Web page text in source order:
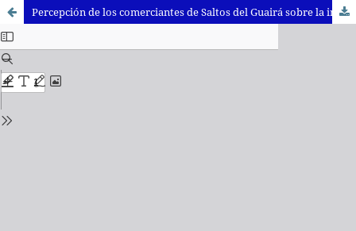
Percepción de los comerciantes de Saltos del Guairá sobre la implementación de la facturación electrónica: Desafíos y beneficios